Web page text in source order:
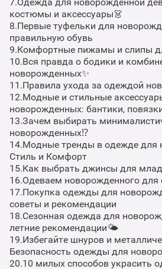
костюмы и аксессуары👗
8.Первые туфельки для
правильную обувь
9.Комфортные пижамы и слипы
10.Вся правда о бодики и
новорожденных✨
11.Правила ухода за одеждой
12.Модные и стильные
новорожденных: бантики,
13.Зачем выбирать
новорожденных⁉️
14.Модные тренды в одежде для
Стиль и Комфорт
15.Как выбрать джинсы для
16.Одеваем новорожденного для
17.Покупка одежды для
советы и рекомендации
18.Сезонная одежда для
летние рекомендации🌤
19.Избегайте шнуров и
Безопасность одежды для
20.10 милых способов украсить